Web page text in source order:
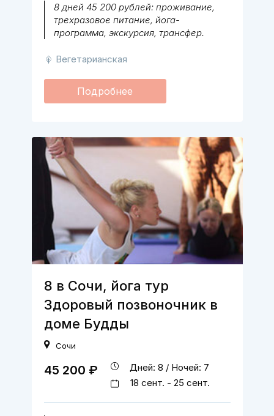
8 дней 45 200 рублей: проживание,
трехразовое питание, йога-
программа, экскурсия, трансфер.
Вегетарианская
Подробнее
8 в Сочи, йога тур
Здоровый позвоночник в
доме Будды
Сочи
45 200 ₽
Дней: 8 / Ночей: 7
18 сент. - 25 сент.